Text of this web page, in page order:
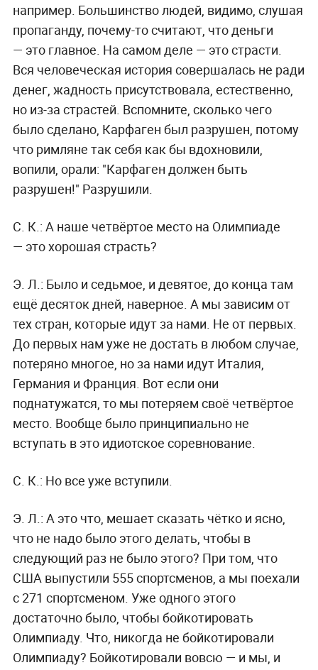
например. Большинство людей, видимо, слушая
пропаганду, почему-то считают, что деньги
— это главное. На самом деле — это страсти.
Вся человеческая история совершалась не ради
денег, жадность присутствовала, естественно,
но из-за страстей. Вспомните, сколько чего
было сделано, Карфаген был разрушен, потому
что римляне так себя как бы вдохновили,
вопили, орали: "Карфаген должен быть
разрушен!" Разрушили.
С. К.: А наше четвёртое место на Олимпиаде
— это хорошая страсть?
Э. Л.: Было и седьмое, и девятое, до конца там
ещё десяток дней, наверное. А мы зависим от
тех стран, которые идут за нами. Не от первых.
До первых нам уже не достать в любом случае,
потеряно многое, но за нами идут Италия,
Германия и Франция. Вот если они
поднатужатся, то мы потеряем своё четвёртое
место. Вообще было принципиально не
вступать в это идиотское соревнование.
С. К.: Но все уже вступили.
Э. Л.: А это что, мешает сказать чётко и ясно,
что не надо было этого делать, чтобы в
следующий раз не было этого? При том, что
США выпустили 555 спортсменов, а мы поехали
с 271 спортсменом. Уже одного этого
достаточно было, чтобы бойкотировать
Олимпиаду. Что, никогда не бойкотировали
Олимпиаду? Бойкотировали вовсю — и мы, и